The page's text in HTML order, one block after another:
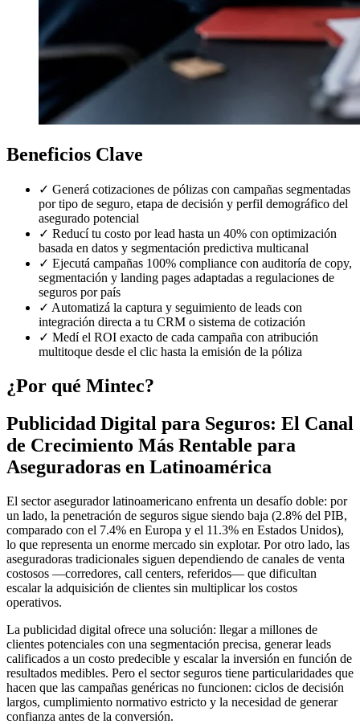
Beneficios Clave
✓ Generá cotizaciones de pólizas con campañas segmentadas
por tipo de seguro, etapa de decisión y perfil demográfico del
asegurado potencial
✓ Reducí tu costo por lead hasta un 40% con optimización
basada en datos y segmentación predictiva multicanal
✓ Ejecutá campañas 100% compliance con auditoría de copy,
segmentación y landing pages adaptadas a regulaciones de
seguros por país
✓ Automatizá la captura y seguimiento de leads con
integración directa a tu CRM o sistema de cotización
✓ Medí el ROI exacto de cada campaña con atribución
multitoque desde el clic hasta la emisión de la póliza
¿Por qué Mintec?
Publicidad Digital para Seguros: El Canal
de Crecimiento Más Rentable para
Aseguradoras en Latinoamérica
El sector asegurador latinoamericano enfrenta un desafío doble: por
un lado, la penetración de seguros sigue siendo baja (2.8% del PIB,
comparado con el 7.4% en Europa y el 11.3% en Estados Unidos),
lo que representa un enorme mercado sin explotar. Por otro lado, las
aseguradoras tradicionales siguen dependiendo de canales de venta
costosos —corredores, call centers, referidos— que dificultan
escalar la adquisición de clientes sin multiplicar los costos
operativos.
La publicidad digital ofrece una solución: llegar a millones de
clientes potenciales con una segmentación precisa, generar leads
calificados a un costo predecible y escalar la inversión en función de
resultados medibles. Pero el sector seguros tiene particularidades que
hacen que las campañas genéricas no funcionen: ciclos de decisión
largos, cumplimiento normativo estricto y la necesidad de generar
confianza antes de la conversión.